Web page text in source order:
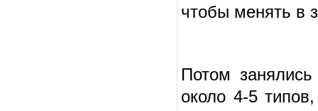
чтобы менять в
Потом
около 4-5